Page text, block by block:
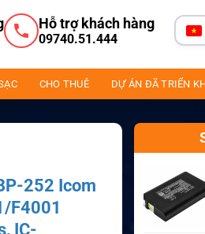
Hỗ trợ khách hàng
09740.51.444
CHO THUÊ DỰ ÁN ĐÃ TRIỂN
252 Icom
F4001
IC-